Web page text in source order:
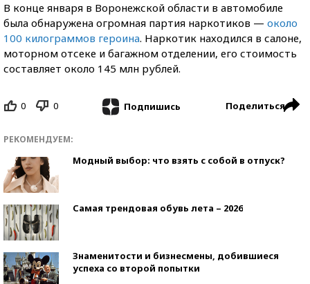
В конце января в Воронежской области в автомобиле
была обнаружена огромная партия наркотиков — около
100 килограммов героина. Наркотик находился в салоне,
моторном отсеке и багажном отделении, его стоимость
составляет около 145 млн рублей.
0 0 Подпишись Поделиться
РЕКОМЕНДУЕМ:
Модный выбор: что взять с собой в отпуск?
Самая трендовая обувь лета – 2026
Знаменитости и бизнесмены, добившиеся
успеха со второй попытки